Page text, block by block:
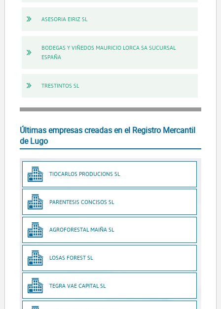
ASESORIA EIRIZ SL
BODEGAS Y VIÑEDOS MAURICIO LORCA SA SUCURSAL
ESPAÑA
TRESTINTOS SL
Últimas empresas creadas en el Registro Mercantil
de Lugo
TIOCARLOS PRODUCIONS SL
PARENTESIS CONCISOS SL
AGROFORESTAL MAIÑA SL
LOSAS FOREST SL
TEGRA VAE CAPITAL SL